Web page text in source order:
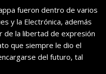
fueron dentro de varios
y la Electrónica, además
de la libertad de expresión
que siempre le dio el
del futuro, tal